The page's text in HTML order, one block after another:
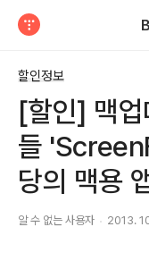
할인정보
[할인] 맥업
들
당의 맥용
알 수 없는 사용자 2013.